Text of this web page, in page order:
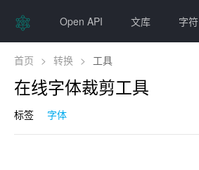
Open API 文库 字符
首页 > 转换 > 工具
在线字体裁剪工具
标签 字体